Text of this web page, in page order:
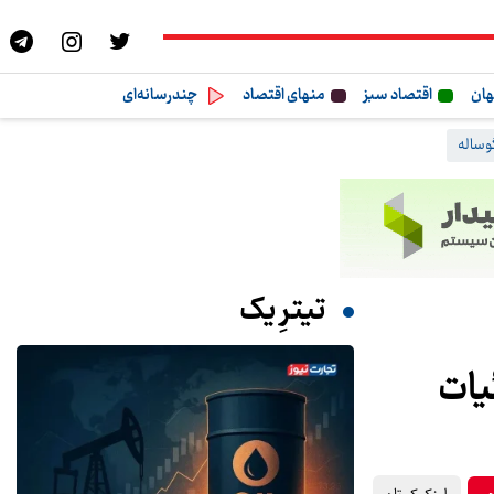
اقتصاد سبز منهای اقتصاد چندرسانه‌ای
تیترِ یک